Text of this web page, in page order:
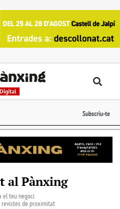
Digital
Subscriu-te
al Pànxing
el teu negoci
revistes de proximitat